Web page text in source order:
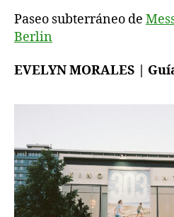
Paseo subterráneo de
Berlin
EVELYN MORALES |